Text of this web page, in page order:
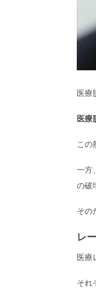
医療
医療
この
一方
の破
その
レ
医療
それ